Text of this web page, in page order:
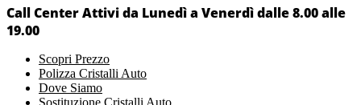
Call Center Attivi da Lunedì a Venerdì dalle 8.00 alle
19.00
Scopri Prezzo
Polizza Cristalli Auto
Dove Siamo
Sostituzione Cristalli Auto